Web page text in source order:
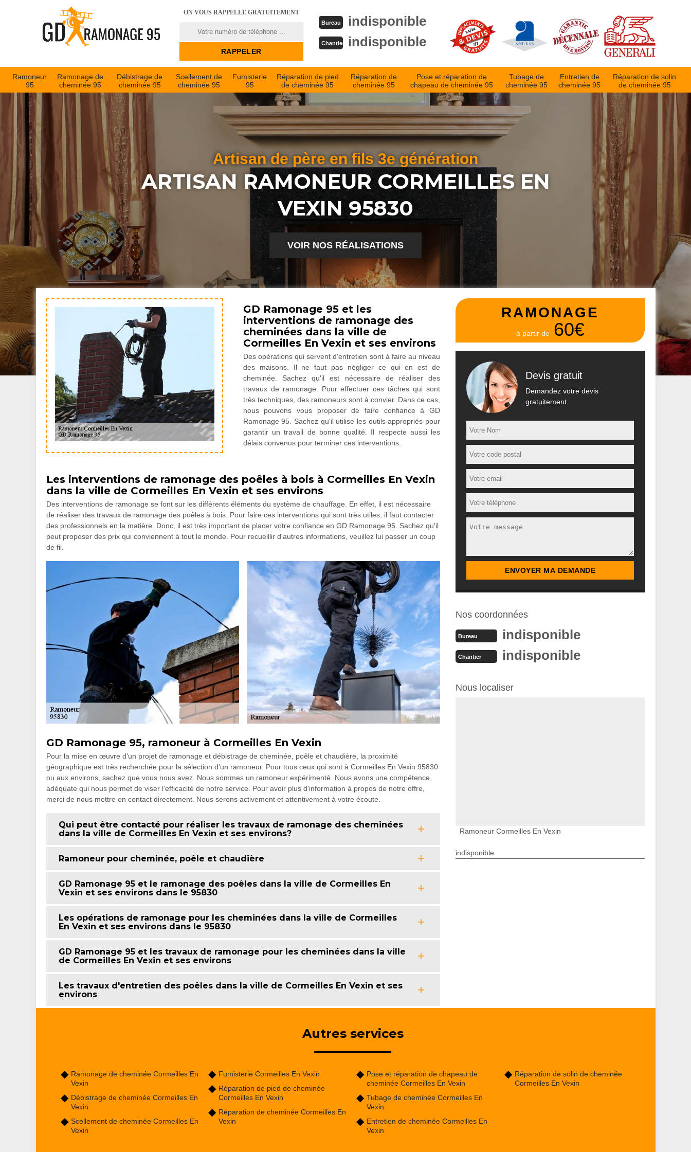
ON VOUS RAPPELLE GRATUITEMENT
Bureau indisponible
Chantier indisponible
Ramoneur
95
Ramonage de
cheminée 95
Débistrage de
cheminée 95
Scellement de
cheminée 95
Fumisterie
95
Réparation de pied
de cheminée 95
Réparation de
cheminée 95
Pose et réparation de
chapeau de cheminée 95
Tubage de
cheminée 95
Entretien de
cheminée 95
Réparation de solin
de cheminée 95
Artisan de père en fils 3e génération
ARTISAN RAMONEUR CORMEILLES EN
VEXIN 95830
VOIR NOS RÉALISATIONS
GD Ramonage 95 et les
interventions de ramonage des
cheminées dans la ville de
Cormeilles En Vexin et ses environs
Des opérations qui servent d'entretien sont à faire au niveau
des maisons. Il ne faut pas négliger ce qui en est de
cheminée. Sachez qu'il est nécessaire de réaliser des
travaux de ramonage. Pour effectuer ces tâches qui sont
très techniques, des ramoneurs sont à convier. Dans ce cas,
nous pouvons vous proposer de faire confiance à GD
Ramonage 95. Sachez qu'il utilise les outils appropriés pour
garantir un travail de bonne qualité. Il respecte aussi les
délais convenus pour terminer ces interventions.
Les interventions de ramonage des poêles à bois à Cormeilles En Vexin
dans la ville de Cormeilles En Vexin et ses environs
Des interventions de ramonage se font sur les différents éléments du système de chauffage. En effet, il est nécessaire
de réaliser des travaux de ramonage des poêles à bois. Pour faire ces interventions qui sont très utiles, il faut contacter
des professionnels en la matière. Donc, il est très important de placer votre confiance en GD Ramonage 95. Sachez qu'il
peut proposer des prix qui conviennent à tout le monde. Pour recueillir d'autres informations, veuillez lui passer un coup
de fil.
GD Ramonage 95, ramoneur à Cormeilles En Vexin
Pour la mise en œuvre d’un projet de ramonage et débistrage de cheminée, poêle et chaudière, la proximité
géographique est très recherchée pour la sélection d’un ramoneur. Pour tous ceux qui sont à Cormeilles En Vexin 95830
ou aux environs, sachez que vous nous avez. Nous sommes un ramoneur expérimenté. Nous avons une compétence
adéquate qui nous permet de viser l’efficacité de notre service. Pour avoir plus d’information à propos de notre offre,
merci de nous mettre en contact directement. Nous serons activement et attentivement à votre écoute.
Qui peut être contacté pour réaliser les travaux de ramonage des cheminées
dans la ville de Cormeilles En Vexin et ses environs?
Ramoneur pour cheminée, poêle et chaudière
GD Ramonage 95 et le ramonage des poêles dans la ville de Cormeilles En
Vexin et ses environs dans le 95830
Les opérations de ramonage pour les cheminées dans la ville de Cormeilles
En Vexin et ses environs dans le 95830
GD Ramonage 95 et les travaux de ramonage pour les cheminées dans la ville
de Cormeilles En Vexin et ses environs
Les travaux d'entretien des poêles dans la ville de Cormeilles En Vexin et ses
environs
RAMONAGE
à partir de 60€
Devis gratuit
Demandez votre devis
gratuitement
Nos coordonnées
Bureau indisponible
Chantier indisponible
Nous localiser
Ramoneur Cormeilles En Vexin
indisponible
Autres services
Ramonage de cheminée Cormeilles En
Vexin
Débistrage de cheminée Cormeilles En
Vexin
Scellement de cheminée Cormeilles En
Vexin
Fumisterie Cormeilles En Vexin
Réparation de pied de cheminée
Cormeilles En Vexin
Réparation de cheminée Cormeilles En
Vexin
Pose et réparation de chapeau de
cheminée Cormeilles En Vexin
Tubage de cheminée Cormeilles En
Vexin
Entretien de cheminée Cormeilles En
Vexin
Réparation de solin de cheminée
Cormeilles En Vexin